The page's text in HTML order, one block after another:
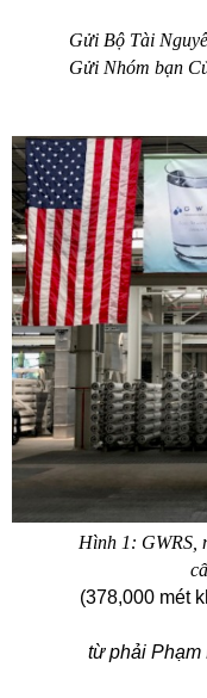
Gửi Bộ Tài
Gửi Nhóm bạn
Hình 1: GWRS,
(378,000 mét
từ phải Phạm